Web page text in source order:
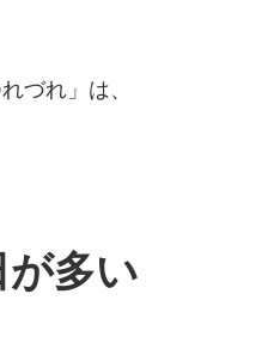
づれ」は、
が多い